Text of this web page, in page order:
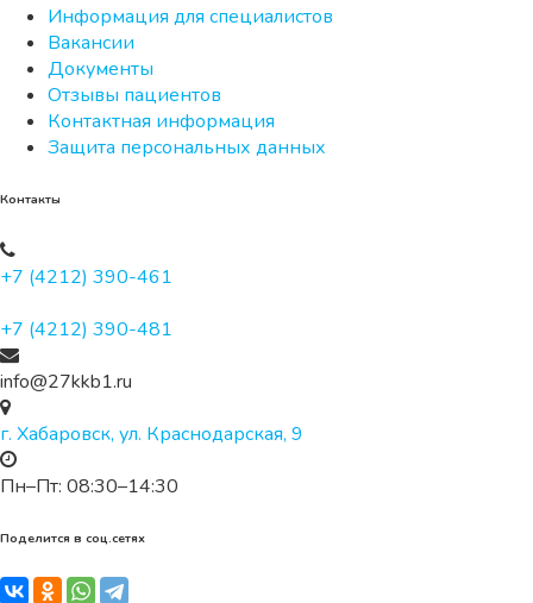
Информация для специалистов
Вакансии
Документы
Отзывы пациентов
Контактная информация
Защита персональных данных
Контакты
+7 (4212) 390-461
+7 (4212) 390-481
info@27kkb1.ru
г. Хабаровск, ул. Краснодарская, 9
Пн–Пт: 08:30–14:30
Поделится в соц.сетях